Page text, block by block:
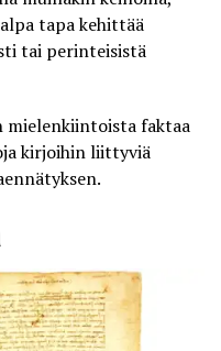
tapa kehittää
tai perinteisistä
mielenkiintoista faktaa
kirjoihin liittyviä